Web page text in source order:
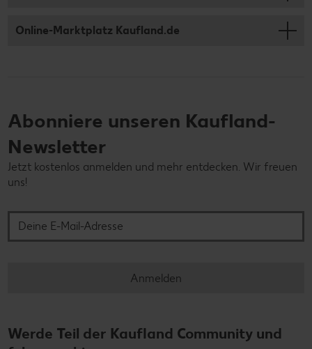
Online-Marktplatz Kaufland.de
Abonniere unseren Kaufland-
Newsletter
Jetzt kostenlos anmelden und mehr entdecken. Wir freuen
uns!
Anmelden
Werde Teil der Kaufland Community und